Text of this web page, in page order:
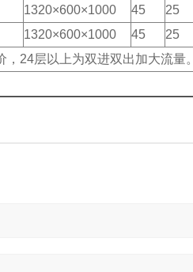
1320×600×1000 45
25
1320×600×1000 45
25
24层以上为双进双出加大流量。